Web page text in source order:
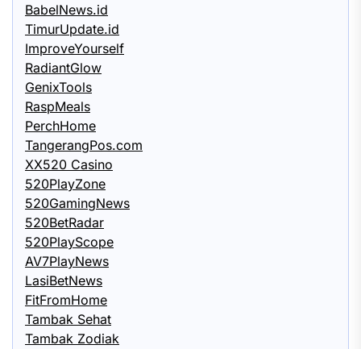
BabelNews.id
TimurUpdate.id
ImproveYourself
RadiantGlow
GenixTools
RaspMeals
PerchHome
TangerangPos.com
XX520 Casino
520PlayZone
520GamingNews
520BetRadar
520PlayScope
AV7PlayNews
LasiBetNews
FitFromHome
Tambak Sehat
Tambak Zodiak